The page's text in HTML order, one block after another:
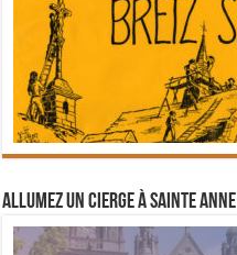
Allumez un cierge à Sainte Anne